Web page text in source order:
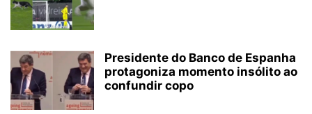
Presidente do Banco de Espanha
protagoniza momento insólito ao
confundir copo